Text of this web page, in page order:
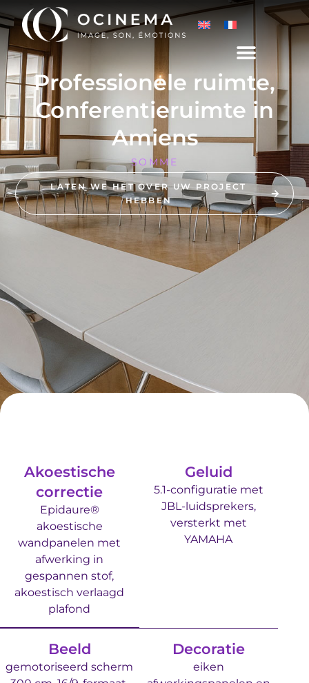
Professionele ruimte,
Conferentieruimte in
Amiens
SOMME
LATEN WE HET OVER UW PROJECT
HEBBEN
Akoestische
correctie
Epidaure®
akoestische
wandpanelen met
afwerking in
gespannen stof,
akoestisch verlaagd
plafond
Geluid
5.1-configuratie met
JBL-luidsprekers,
versterkt met
YAMAHA
Beeld
gemotoriseerd scherm
Decoratie
eiken